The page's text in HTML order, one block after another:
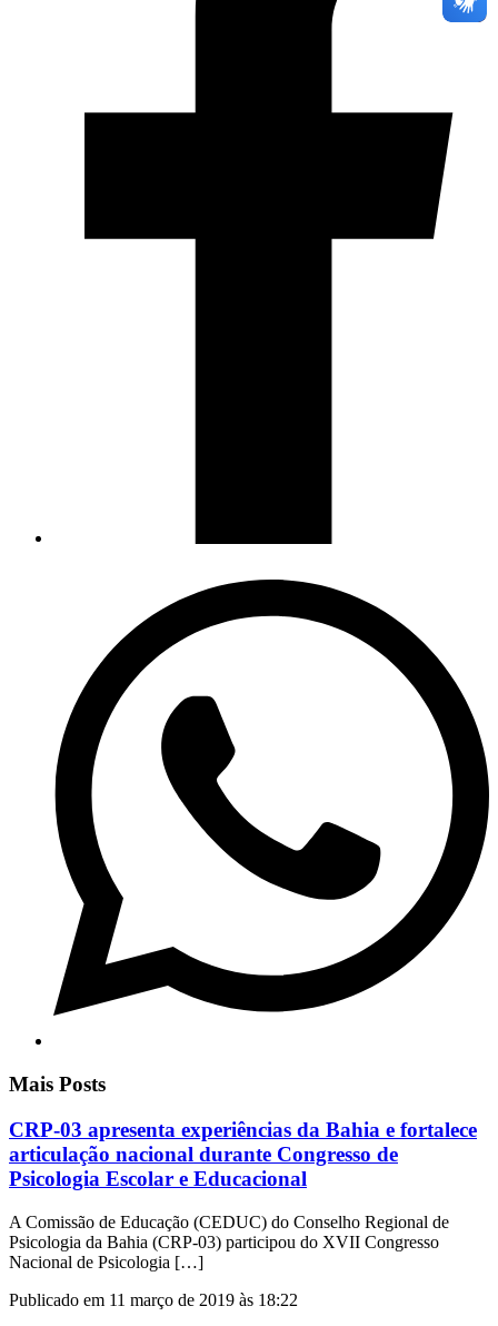
Mais Posts
CRP-03 apresenta experiências da Bahia e fortalece
articulação nacional durante Congresso de
Psicologia Escolar e Educacional
A Comissão de Educação (CEDUC) do Conselho Regional de
Psicologia da Bahia (CRP-03) participou do XVII Congresso
Nacional de Psicologia […]
Publicado em 11 março de 2019 às 18:22